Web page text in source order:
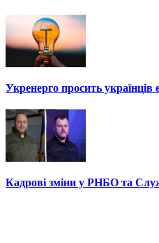
Укренерго просить українців
Кадрові зміни у РНБО та